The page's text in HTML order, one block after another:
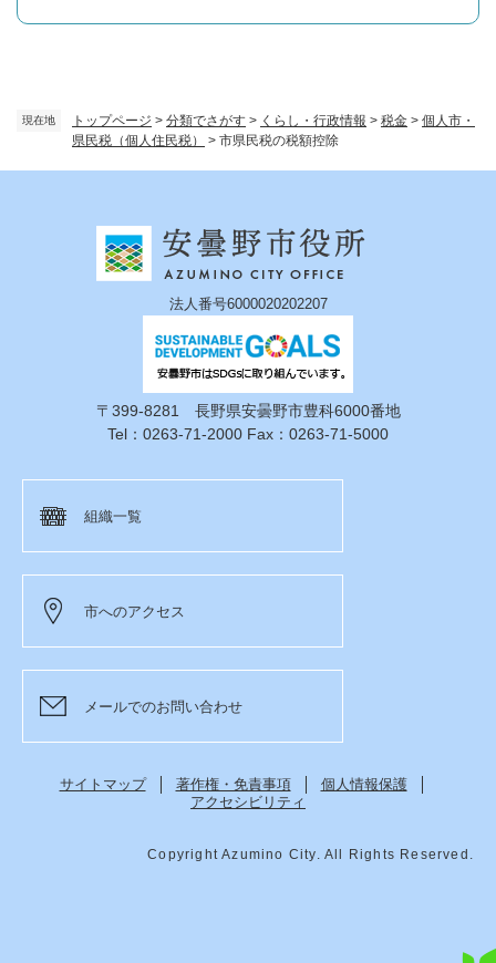
現在地 トップページ > 分類でさがす > くらし・行政情報 > 税金 > 個人市・
県民税（個人住民税）
> 市県民税の税額控除
法人番号6000020202207
〒399-8281 長野県安曇野市豊科6000番地
Tel：0263-71-2000 Fax：0263-71-5000
組織一覧
市へのアクセス
メールでのお問い合わせ
サイトマップ 著作権・免責事項
個人情報保護
アクセシビリティ
Copyright Azumino City. All Rights Reserved.